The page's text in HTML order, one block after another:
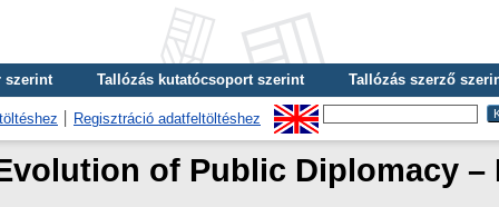
szerint Tallózás kutatócsoport szerint Tallózás szerző
Regisztráció adatfeltöltéshez
of Public Diplomacy